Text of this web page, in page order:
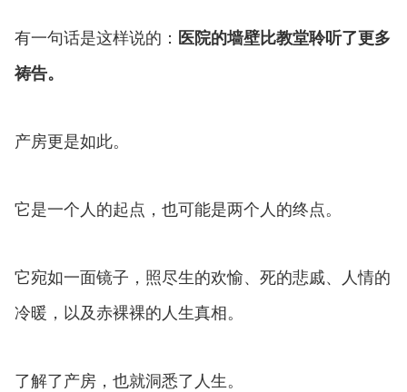
有一句话是这样说的： 医院的墙壁比教堂聆听了更多
祷告。
产房更是如此。
它是一个人的起点，也可能是两个人的终点。
它宛如一面镜子，照尽生的欢愉、死的悲戚、人情的
冷暖，以及赤裸裸的人生真相。
了解了产房，也就洞悉了人生。